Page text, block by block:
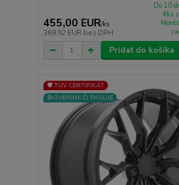
455,00 EUR/ks
369,92 EUR bez DPH
Do 10
4ks
Pridať do košíka
🛡️ TÜV CERTIFIKÁT
⚙️OVERÍME ČI PASUJE